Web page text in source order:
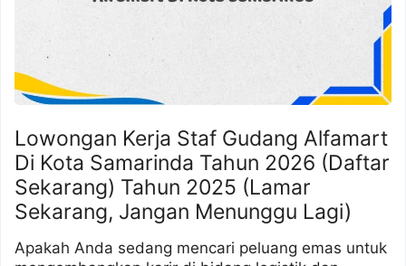
Lowongan Kerja Staf Gudang Alfamart
Di Kota Samarinda Tahun 2026 (Daftar
Sekarang) Tahun 2025 (Lamar
Sekarang, Jangan Menunggu Lagi)
Apakah Anda sedang mencari peluang emas untuk